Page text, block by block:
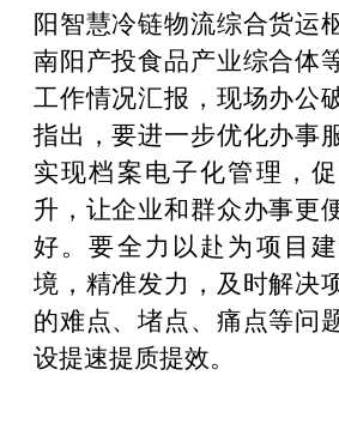
阳智慧冷链物流综合货运
南阳产投食品产业综合体
工作情况汇报，现场办公
指出，要进一步优化办事
实现档案电子化管理，
升，让企业和群众办事更
好。要全力以赴为项目
境，精准发力，及时解决
的难点、堵点、痛点等问
设提速提质提效。